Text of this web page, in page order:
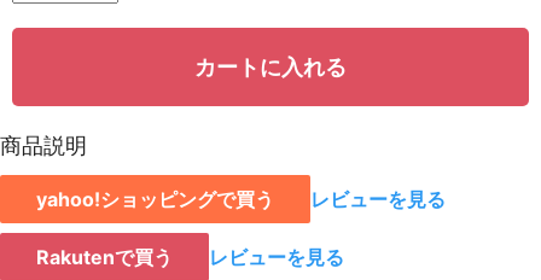
15 942 14130
939
18
19 928 15776
20 923
カートに入れる
商品説明
yahoo!ショッピングで買う レビューを見る
Rakutenで買う レビューを見る